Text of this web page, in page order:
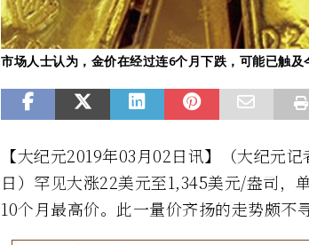
市场人士认为，金价在经过连6个月下跌，可能已触及
【大纪元2019年03月02日讯】（大纪元
日）罕见大涨22美元至1,345美元/盎司，
10个月最高价。此一量价齐扬的走势颇不